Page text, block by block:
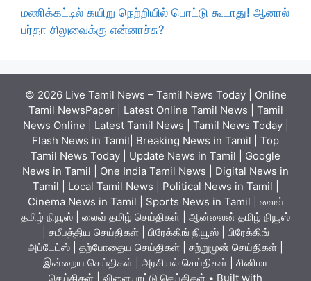
மணிக்கட்டில் கயிறு நெற்றியில் பொட்டு கூடாது! ஆனால்
பர்தா சிலுவைக்கு என்னாச்சு?
© 2026 Live Tamil News – Tamil News Today | Online
Tamil NewsPaper | Latest Online Tamil News | Tamil
News Online | Latest Tamil News | Tamil News Today |
Flash News in Tamil| Breaking News in Tamil | Top
Tamil News Today | Update News in Tamil | Google
News in Tamil | One India Tamil News | Digital News in
Tamil | Local Tamil News | Political News in Tamil |
Cinema News in Tamil | Sports News in Tamil | லைவ்
தமிழ் நியூஸ் | லைவ் தமிழ் செய்திகள் | ஆன்லைன் தமிழ் நியூஸ்
| சமீபத்திய செய்திகள் | பிரேக்கிங் நியூஸ் | பிரேக்கிங்
அப்டேட்ஸ் | தற்போதைய செய்திகள் | சற்றுமுன் செய்திகள் |
இன்றைய செய்திகள் | அரசியல் செய்திகள் | சினிமா
செய்திகள் | விளையாட்டு செய்திகள் • Built with